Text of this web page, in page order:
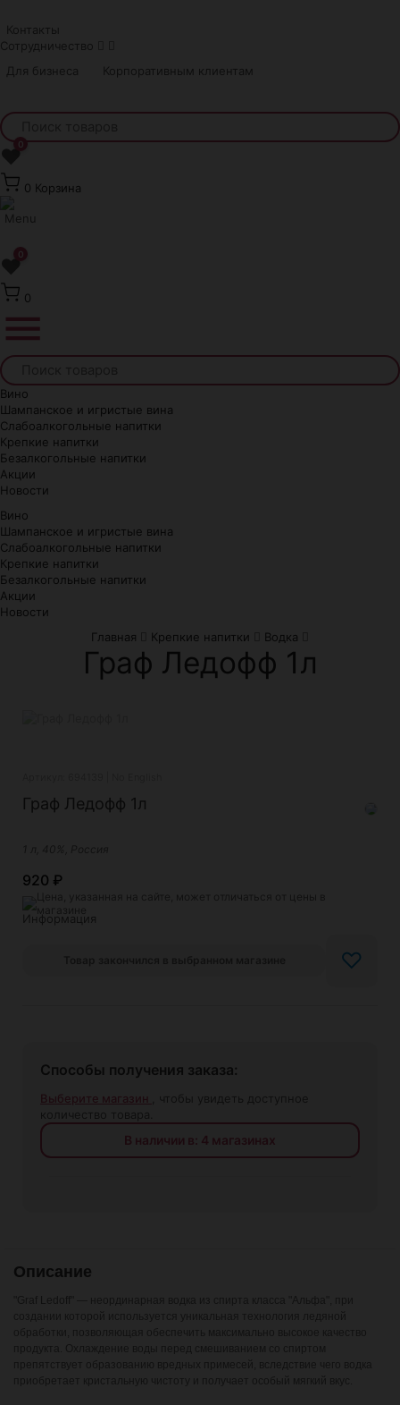
Контакты
Сотрудничество
Для бизнеса
Корпоративным клиентам
❤0
0 Корзина
❤0
0
Вино
Шампанское и игристые вина
Слабоалкогольные напитки
Крепкие напитки
Безалкогольные напитки
Акции
Новости
Вино
Шампанское и игристые вина
Слабоалкогольные напитки
Крепкие напитки
Безалкогольные напитки
Акции
Новости
Главная
Крепкие напитки Водка
Граф Ледофф 1л
Граф Ледофф 1л
920 ₽
♡
Способы получения заказа:
Выберите магазин
В наличии в: 4 магазинах
Описание